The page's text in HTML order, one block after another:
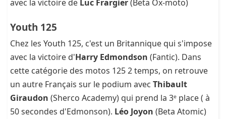
avec la victoire de Luc Frargier(Beta Ox-moto)
Youth 125
Chez les Youth 125, c'est un Britannique qui s'impose
avec la victoire d'Harry Edmondson (Fantic). Dans
cette catégorie des motos 125 2 temps, on retrouve
un autre Français sur le podium avec Thibault
Giraudon (Sherco Academy) qui prend la 3ᵉ place ( à
50 secondes d'Edmonson). Léo Joyon (Beta Atomic)